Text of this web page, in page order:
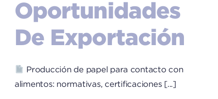
Oportunidades
De Exportación
Producción de papel para contacto con
alimentos: normativas, certificaciones [...]